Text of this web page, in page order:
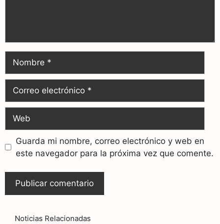
Guarda mi nombre, correo electrónico y web en
este navegador para la próxima vez que comente.
Noticias Relacionadas